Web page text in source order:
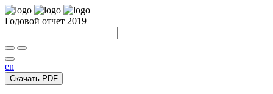
Годовой отчет 2019
en
Скачать PDF